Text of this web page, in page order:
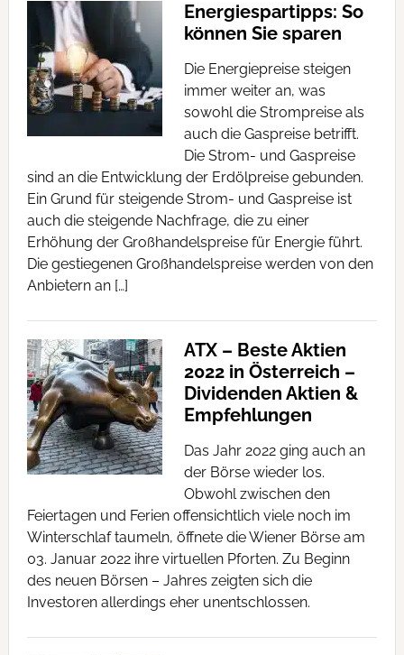
Energiespartipps: So
können Sie sparen
Die Energiepreise steigen
immer weiter an, was
sowohl die Strompreise als
auch die Gaspreise betrifft.
Die Strom- und Gaspreise
sind an die Entwicklung der Erdölpreise gebunden.
Ein Grund für steigende Strom- und Gaspreise ist
auch die steigende Nachfrage, die zu einer
Erhöhung der Großhandelspreise für Energie führt.
Die gestiegenen Großhandelspreise werden von den
Anbietern an […]
ATX – Beste Aktien
2022 in Österreich –
Dividenden Aktien &
Empfehlungen
Das Jahr 2022 ging auch an
der Börse wieder los.
Obwohl zwischen den
Feiertagen und Ferien offensichtlich viele noch im
Winterschlaf taumeln, öffnete die Wiener Börse am
03. Januar 2022 ihre virtuellen Pforten. Zu Beginn
des neuen Börsen – Jahres zeigten sich die
Investoren allerdings eher unentschlossen.